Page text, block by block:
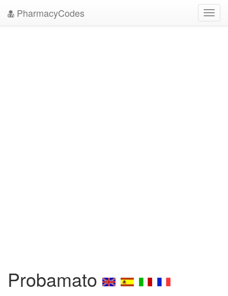
PharmacyCodes
Probamato